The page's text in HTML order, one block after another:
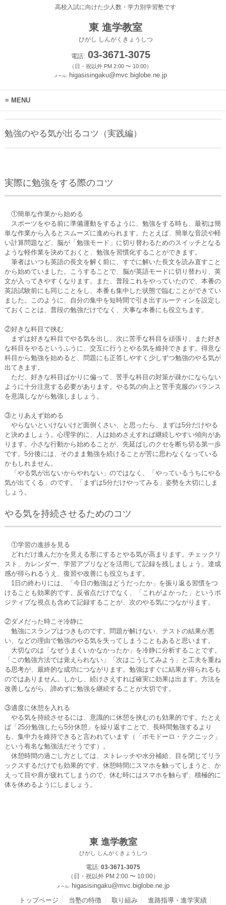
高校入試に向けた少人数・学力別学習塾です
東 進学教室
ひがし しんがくきょうしつ
電話:03-3671-3075
（日・祝以外 PM 2:00 〜 10:00）
メール: higasisingaku@mvc.biglobe.ne.jp
MENU
勉強のやる気が出るコツ（実践編）
実際に勉強をする際のコツ
①簡単な作業から始める
スポーツをやる前に準備運動をするように、勉強をする時も、最初は簡
単な作業から入るとスムーズに進められます。たとえば、簡単な音読や軽
い計算問題など、脳が「勉強モード」に切り替わるためのスイッチとなる
ような軽作業を決めておくと、勉強を習慣化することができます。
筆者はいつも英語の長文を解く前に、すでに解いた長文を読み直すこと
から始めていました。こうすることで、脳が英語モードに切り替わり、英
文が入ってきやすくなります。また、普段これをやっていたので、本番の
英語試験前にも同じことをし、本番も集中した状態で臨むことができてい
ました。このように、自分の集中を短時間で引き出すルーティンを設定し
ておくことは、普段の勉強だけでなく、大事な本番にも役立ちます。
②好きな科目で挟む
まずは好きな科目でやる気を出し、次に苦手な科目を頑張り、また好き
な科目をやるというふうに、交互に行うとやる気を維持できます。得意な
科目から勉強を始めると、問題にも正答しやすく少しずつ勉強のやる気が
出てきます。
ただ、好きな科目ばかりに偏って、苦手な科目の対策が疎かにならない
ように十分注意する必要があります。やる気の向上と苦手克服のバランス
を意識しながら勉強しましょう。
③とりあえず始める
やらないといけないけど面倒くさい、と思ったら、まずは5分だけやる
と決めましょう。心理学的に、人は始めさえすれば継続しやすい傾向があ
ります。小さな行動から始めることが、先延ばしのクセを断ち切る第一歩
です。5分後には、そのまま勉強を続けることが苦に思わなくなっている
かもしれません。
「やる気が出ないからやれない」のではなく、「やっているうちにやる
気が出てくる」のです。「まずは5分だけやってみる」姿勢を大切にしま
しょう。
やる気を持続させるためのコツ
①学習の進捗を見る
どれだけ進んだかを見える形にするとやる気が高まります。チェックリ
スト、カレンダー、学習アプリなどを活用して記録を残しましょう。達成
感が得られるうえ、復習や改善にも役立ちます。
1日の終わりには、「今日の勉強はどうだったか」を振り返る習慣をつ
けることも効果的です。反省点だけでなく、「これがよかった」というポ
ジティブな視点も含めて記録することが、次のやる気につながります。
②ダメだった時こそ冷静に
勉強にスランプはつきものです。問題が解けない、テストの結果が悪
い、などの理由で勉強のやる気を失ってしまうこともあると思います。
大切なのは「なぜうまくいかなかったか」を冷静に分析することです。
「この勉強方法では覚えられない」「次はこうしてみよう」と工夫を重ね
る思考が、最終的な成功につながります。勉強はすぐに結果が得られるも
のではありません。しかし、続けさえすれば確実に効果は出ます。方法を
改善しながら、諦めずに勉強を継続することが大切です。
③適度に休憩を入れる
やる気を持続させるには、意識的に休憩を挟むのも効果的です。たとえ
ば「25分勉強したら5分休憩」を繰り返すことで、長時間勉強するより
も、集中力を維持できると言われています（「ポモドーロ・テクニック」
という有名な勉強法だそうです）。
休憩時間の過ごし方としては、ストレッチや水分補給、目を閉じてリラ
ックスするだけでも効果的です。休憩時間にスマホを触ってしまうと、か
えって目や肩が疲れてしまうので、休む時にはスマホを触らず、積極的に
体を休めるようにしましょう。
東 進学教室
ひがし しんがくきょうしつ
電話: 03-3671-3075
（日・祝以外 PM 2:00 〜 10:00）
メール:
higasisingaku@mvc.biglobe.ne.jp
トップページ
当塾の特徴 取り組み 進路指導・進学実績